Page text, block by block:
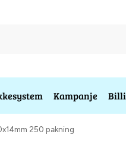
Kampanje
250 pakning